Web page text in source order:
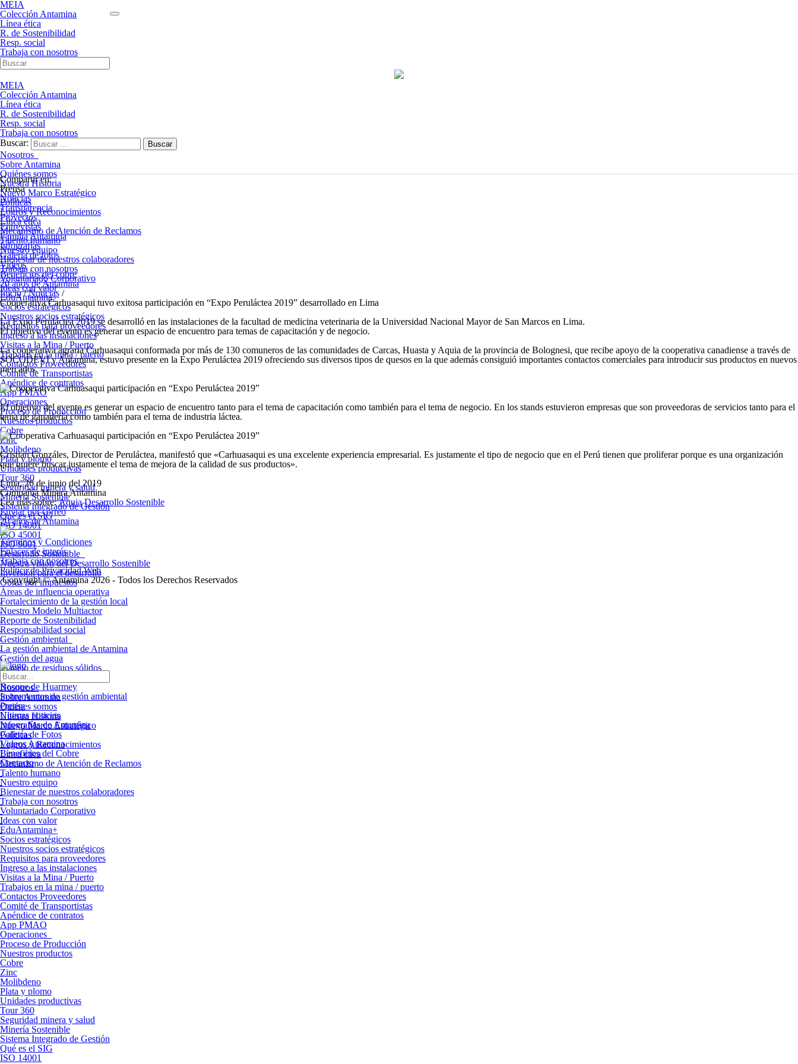
MEIA
Colección Antamina
Línea ética
R. de Sostenibilidad
Resp. social
Trabaja con nosotros
MEIA
Colección Antamina
Línea ética
R. de Sostenibilidad
Resp. social
Trabaja con nosotros
Buscar:
Nosotros
Sobre Antamina
Quiénes somos
Nuestra Historia
Nuevo Marco Estratégico
Políticas
Logros y Reconocimientos
Línea ética
Mecanismo de Atención de Reclamos
Talento humano
Nuestro equipo
Bienestar de nuestros colaboradores
Trabaja con nosotros
Voluntariado Corporativo
Ideas con valor
EduAntamina+
Socios estratégicos
Nuestros socios estratégicos
Requisitos para proveedores
Ingreso a las instalaciones
Visitas a la Mina / Puerto
Trabajos en la mina / puerto
Contactos Proveedores
Comité de Transportistas
Apéndice de contratos
App PMAO
Operaciones
Proceso de Producción
Nuestros productos
Cobre
Zinc
Molibdeno
Plata y plomo
Unidades productivas
Tour 360
Seguridad minera y salud
Minería Sostenible
Sistema Integrado de Gestión
Qué es el SIG
ISO 14001
ISO 45001
ISO 9001
Desarrollo Sostenible
Nuestra visión del Desarrollo Sostenible
Inversión para el desarrollo
Obras por impuestos
Áreas de influencia operativa
Fortalecimiento de la gestión local
Nuestro Modelo Multiactor
Reporte de Sostenibilidad
Responsabilidad social
Gestión ambiental
La gestión ambiental de Antamina
Gestión del agua
Manejo de residuos sólidos
Monitoreo ambiental
Bosque de Huarmey
Instrumentos de gestión ambiental
Prensa
Últimas noticias
Infografías de Antamina
Galería de Fotos
Videos Antamina
Beneficios del Cobre
Contacto
Compartir en:
Prensa
Noticias
Transparencia
Proyectos
Entrevistas
Familia Antamina
Infografías
Galería de fotos
Videos
Beneficios del cobre
20 años de Antamina
Inicio/Noticias /
Cooperativa Carhuasaqui tuvo exitosa participación en “Expo Peruláctea 2019” desarrollado en Lima
La Expo Peruláctea 2019 se desarrolló en las instalaciones de la facultad de medicina veterinaria de la Universidad Nacional Mayor de San Marcos en Lima.
El objetivo del evento es generar un espacio de encuentro para temas de capacitación y de negocio.
La cooperativa agraria Carhuasaqui conformada por más de 130 comuneros de las comunidades de Carcas, Huasta y Aquia de la provincia de Bolognesi, que recibe apoyo de la cooperativa canadiense a través de
SOCODEVI y Antamina, estuvo presente en la Expo Peruláctea 2019 ofreciendo sus diversos tipos de quesos en la que además consiguió importantes contactos comerciales para introducir sus productos en nuevos
mercados.
El objetivo del evento es generar un espacio de encuentro tanto para el tema de capacitación como también para el tema de negocio. En los stands estuvieron empresas que son proveedoras de servicios tanto para el
tema de ganadería como también para el tema de industria láctea.
Cristian Gonzáles, Director de Peruláctea, manifestó que «Carhuasaqui es una excelente experiencia empresarial. Es justamente el tipo de negocio que en el Perú tienen que proliferar porque es una organización
que quiere buscar justamente el tema de mejora de la calidad de sus productos».
Lima, 26 de junio del 2019
Compañía Minera Antamina
Lea más sobre: Aquia Desarrollo Sostenible
Enviar por correo
20 años de Antamina
Términos y Condiciones
Enlaces de interés
Trabaja con nosotros
Política de Privacidad Web
Copyright © Antamina 2026 - Todos los Derechos Reservados
Nosotros
Sobre Antamina
Quiénes somos
Nuestra Historia
Nuevo Marco Estratégico
Políticas
Logros y Reconocimientos
Línea ética
Mecanismo de Atención de Reclamos
Talento humano
Nuestro equipo
Bienestar de nuestros colaboradores
Trabaja con nosotros
Voluntariado Corporativo
Ideas con valor
EduAntamina+
Socios estratégicos
Nuestros socios estratégicos
Requisitos para proveedores
Ingreso a las instalaciones
Visitas a la Mina / Puerto
Trabajos en la mina / puerto
Contactos Proveedores
Comité de Transportistas
Apéndice de contratos
App PMAO
Operaciones
Proceso de Producción
Nuestros productos
Cobre
Zinc
Molibdeno
Plata y plomo
Unidades productivas
Tour 360
Seguridad minera y salud
Minería Sostenible
Sistema Integrado de Gestión
Qué es el SIG
ISO 14001